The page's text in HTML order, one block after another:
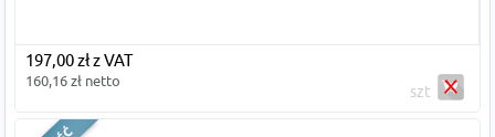
197,00 zł z VAT
160,16 zł netto
szt